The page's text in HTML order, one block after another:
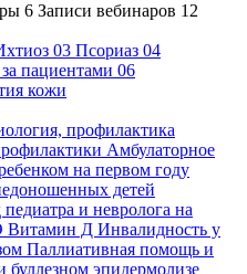
6 Записи вебинаров 12
03 Псориаз 04
пациентами 06
кожи
профилактика
Амбулаторное
на первом году
детей
педиатра и невролога на
Витамин Д Инвалидность у
Паллиативная помощь и
буллезном эпидермолизе